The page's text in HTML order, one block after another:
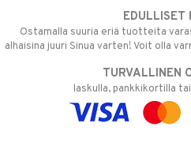
EDULLISET
Ostamalla suuria eriä tuotteita
alhaisina juuri Sinua varten! Voit olla
TURVALLINEN
laskulla, pankkikortilla